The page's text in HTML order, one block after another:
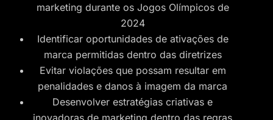
marketing durante os Jogos Olímpicos de
2024
Identificar oportunidades de ativações de
marca permitidas dentro das diretrizes
Evitar violações que possam resultar em
penalidades e danos à imagem da marca
Desenvolver estratégias criativas e
inovadoras de marketing dentro das regras